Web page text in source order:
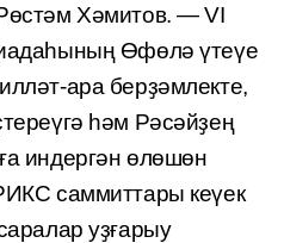
Хәмитов. — VI
Өфөлә үтеүе
ара берҙәмлекте,
һәм Рәсәйҙең
индергән өлөшөн
саммиттары кеүек
уҙғарыу